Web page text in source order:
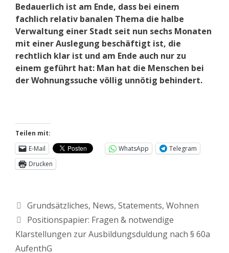
Bedauerlich ist am Ende, dass bei einem
fachlich relativ banalen Thema die halbe
Verwaltung einer Stadt seit nun sechs Monaten
mit einer Auslegung beschäftigt ist, die
rechtlich klar ist und am Ende auch nur zu
einem geführt hat: Man hat die Menschen bei
der Wohnungssuche völlig unnötig behindert.
Teilen mit:
E-Mail
WhatsApp
Telegram
Drucken
Grundsätzliches, News, Statements, Wohnen
Positionspapier: Fragen & notwendige
Klarstellungen zur Ausbildungsduldung nach § 60a
AufenthG